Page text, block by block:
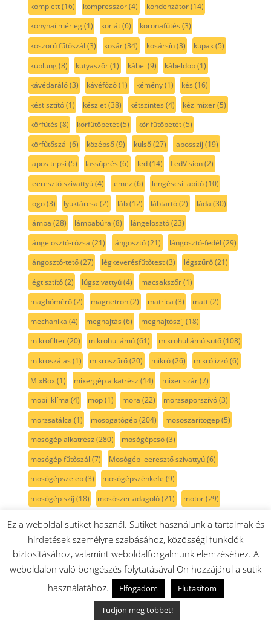
komplett(16) kompresszor(4) kondenzátor(14)
konyhai mérleg(1) korlát(6) koronafűtés (3)
koszorú fűtőszál (3) kosár(34) kosársín(3) kupak(5)
kuplung(8) kutyaszőr(1) kábel (9) kábeldob(1)
kávédaráló(3) kávéfőző(1) kémény(1) kés (16)
késtisztító(1) készlet(38) kétszintes (4) kézimixer(5)
körfütés (8) körfűtőbetét(5) kör fűtőbetét(5)
körfűtőszál (6) középső(9) külső(27) laposszíj (19)
lapos tepsi (5) lassúprés (6) led(14) LedVision(2)
leeresztő szivattyú(4) lemez (6) lengéscsillapító(10)
logo(3) lyuktárcsa (2) láb(12) lábtartó(2) láda (30)
lámpa (28) lámpabúra (8) lángelosztó(23)
lángelosztó-rózsa (21) lángosztó(21) lángosztó-fedél (29)
lángosztó-tető(27) légkeverésfűtőtest(3) légszűrő(21)
légtisztító(2) lúgszivattyú(4) macsakszőr(1)
maghőmérő(2) magnetron(2) matrica (3) matt(2)
mechanika (4) meghajtás (6) meghajtószíj (18)
mikrofilter(20) mikrohullámú(61) mikrohullámú sütő(108)
mikroszálas (1) mikroszűrő(20) mikró(26) mikró izzó(6)
MixBox(1) mixergép alkatrész (14) mixer szár(7)
mobil klíma (4) mop(1) mora (22) morzsaporszívó(3)
morzsatálca (1) mosogatógép(204) mososzaritogep(5)
mosógép alkatrész (280) mosógépcső(3)
mosógép fűtőszál (7) Mosógép leeresztő szivattyú(6)
mosógépszelep(3) mosógépszénkefe (9)
mosógép szíj (18) mosószer adagoló(21) motor(29)
motorforgótányér
(2) motorkefe (7) motortartó (1)
mágnes(3) mágneses(2) mágnesgumi(78)
mágnes szelep(4) mágnesszelep(2) mélyhűtő(1)
műanyag(8) műanyagdoboz(29)
(1) NTC(2) nyitófül(31)
o-gyűrű(1) okostévé(8)
Ez a weboldal sütiket használ. Sütiket használunk a tartalmak és
hirdetések személyre szabásához, közösségi funkciók
biztosításához, valamint weboldalforgalmunk elemzéséhez. A
weboldalon való böngészés folytatásával Ön hozzájárul a sütik
használatához.
Elfogadom
Elutasítom
Tudjon meg többet!